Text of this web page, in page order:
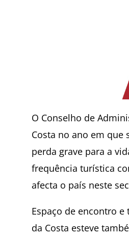
O Conselho de
Costa no ano em que
perda grave para a
frequência turística
afecta o país neste
Espaço de encontro
da Costa esteve